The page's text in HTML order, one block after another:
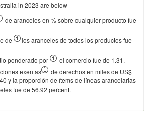
in 2023 are below
de aranceles en % sobre cualquier producto fue
de
los aranceles de todos los productos fue
ponderado por
el comercio fue de 1.31.
exentas
de derechos en miles de US$
y la proporción de ítems de líneas arancelarias
fue de 56.92 percent.